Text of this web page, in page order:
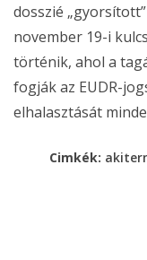
dosszié
november 19-i
történik, ahol a
fogják az EUDR-
elhalasztását
Cimkék: